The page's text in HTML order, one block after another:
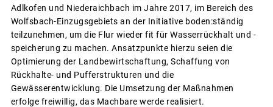
Adlkofen und Niederaichbach im Jahre 2017, im Bereich des
Wolfsbach-Einzugsgebiets an der Initiative boden:ständig
teilzunehmen, um die Flur wieder fit für Wasserrückhalt und -
speicherung zu machen. Ansatzpunkte hierzu seien die
Optimierung der Landbewirtschaftung, Schaffung von
Rückhalte- und Pufferstrukturen und die
Gewässerentwicklung. Die Umsetzung der Maßnahmen
erfolge freiwillig, das Machbare werde realisiert.